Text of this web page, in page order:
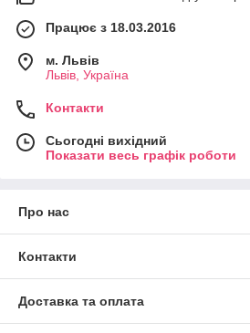
Працює з 18.03.2016
м. Львів
Львів, Україна
Контакти
Сьогодні вихідний
Показати весь графік роботи
Про нас
Контакти
Доставка та оплата